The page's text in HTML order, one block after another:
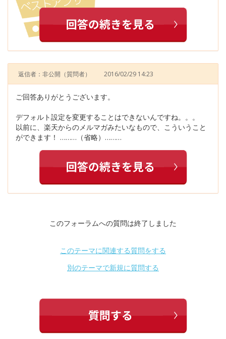
返信者：非公開 （質問者） 2016/02/29 14:23
ご回答ありがとうございます。
デフォルト設定を変更することはできないんですね。。。
以前に、楽天からのメルマガみたいなもので、こういうこと
ができます！ ………（省略）………
このフォーラムへの質問は終了しました
このテーマに関連する質問をする
別のテーマで新規に質問する